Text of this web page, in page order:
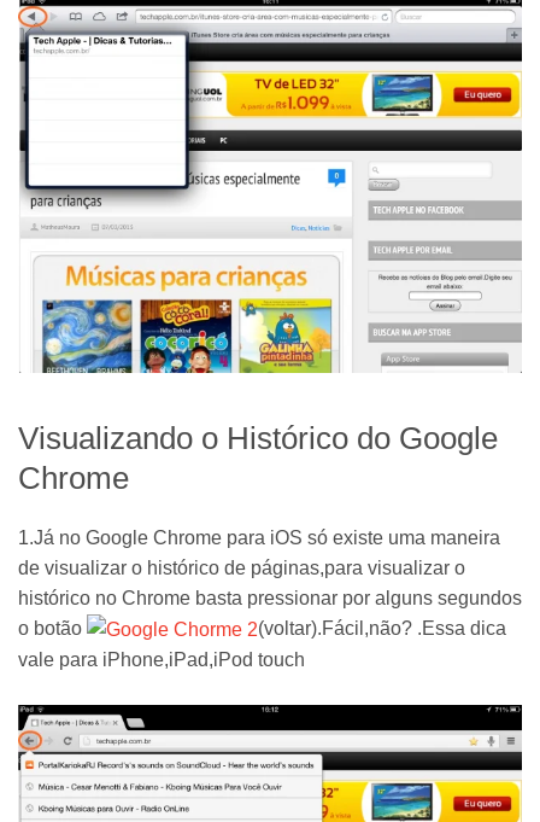
Visualizando o Histórico do Google
Chrome
1.Já no Google Chrome para iOS só existe uma maneira
de visualizar o histórico de páginas,para visualizar o
histórico no Chrome basta pressionar por alguns segundos
o botão
(voltar).Fácil,não? .Essa dica
vale para iPhone,iPad,iPod touch